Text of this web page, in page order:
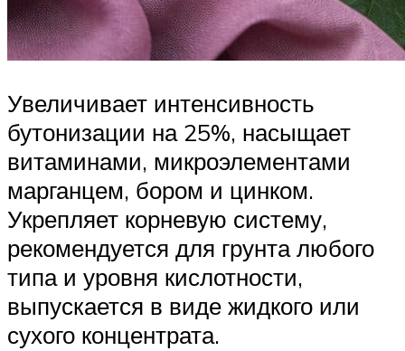
Увеличивает интенсивность
бутонизации на 25%, насыщает
витаминами, микроэлементами
марганцем, бором и цинком.
Укрепляет корневую систему,
рекомендуется для грунта любого
типа и уровня кислотности,
выпускается в виде жидкого или
сухого концентрата.